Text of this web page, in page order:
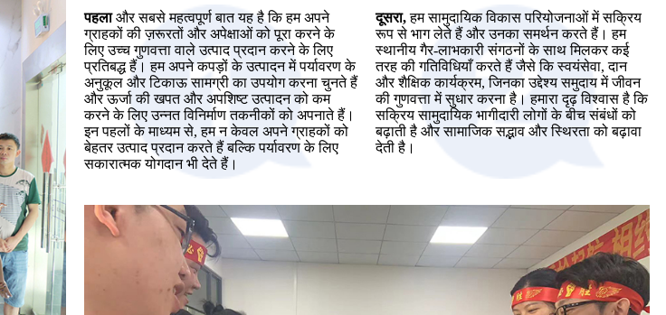
पहला और सबसे महत्वपूर्ण बात यह है कि हम अपने
ग्राहकों की ज़रूरतों और अपेक्षाओं को पूरा करने के
लिए उच्च गुणवत्ता वाले उत्पाद प्रदान करने के लिए
प्रतिबद्ध हैं। हम अपने कपड़ों के उत्पादन में पर्यावरण के
अनुकूल और टिकाऊ सामग्री का उपयोग करना चुनते हैं
और ऊर्जा की खपत और अपशिष्ट उत्पादन को कम
करने के लिए उन्नत विनिर्माण तकनीकों को अपनाते हैं।
इन पहलों के माध्यम से, हम न केवल अपने ग्राहकों को
बेहतर उत्पाद प्रदान करते हैं बल्कि पर्यावरण के लिए
सकारात्मक योगदान भी देते हैं।
दूसरा, हम सामुदायिक विकास परियोजनाओं में सक्रिय
रूप से भाग लेते हैं और उनका समर्थन करते हैं। हम
स्थानीय गैर-लाभकारी संगठनों के साथ मिलकर कई
तरह की गतिविधियाँ करते हैं जैसे कि स्वयंसेवा, दान
और शैक्षिक कार्यक्रम, जिनका उद्देश्य समुदाय में जीवन
की गुणवत्ता में सुधार करना है। हमारा दृढ़ विश्वास है कि
सक्रिय सामुदायिक भागीदारी लोगों के बीच संबंधों को
बढ़ाती है और सामाजिक सद्भाव और स्थिरता को बढ़ावा
देती है।